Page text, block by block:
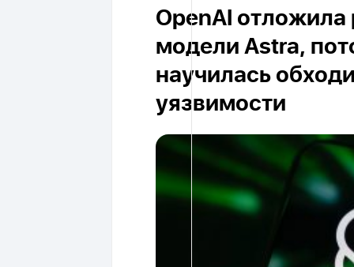
OpenAI
модели Astra,
научилась
уязвимости